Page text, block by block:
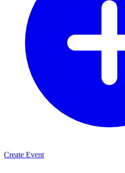
Create Event